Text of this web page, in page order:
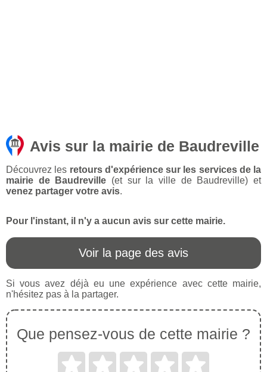
Avis sur la mairie de Baudreville
Découvrez les retours d'expérience sur les services de la
mairie de Baudreville (et sur la ville de Baudreville) et
venez partager votre avis.
Pour l'instant, il n'y a aucun avis sur cette mairie.
Voir la page des avis
Si vous avez déjà eu une expérience avec cette mairie,
n'hésitez pas à la partager.
Que pensez-vous de cette mairie ?